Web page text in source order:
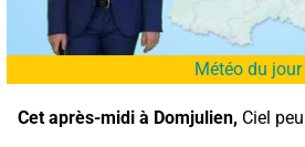
Météo du jour
Cet après-midi à Domjulien, Ciel